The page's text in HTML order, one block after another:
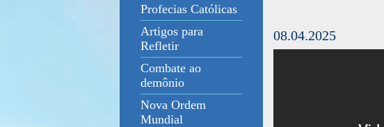
Profecias Católicas
Artigos para
Refletir
Combate ao
demônio
Nova Ordem
Mundial
08.04.2025